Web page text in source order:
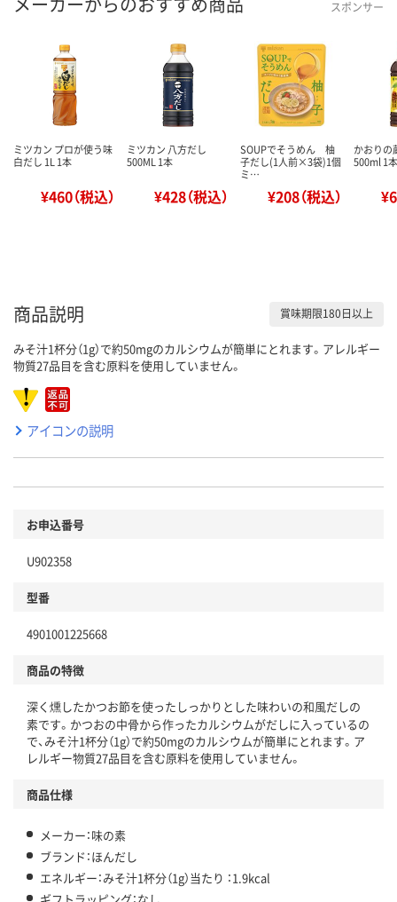
スポンサー
ミツカン プロが使う味
白だし 1L 1本
¥460（税込）
ミツカン 八方だし
500ML 1本
¥428（税込）
SOUPでそうめん 柚
子だし(1人前×3袋)1個
ミ…
¥208（税込）
かおりの
500ml 1
商品説明 賞味期限180日以上
みそ汁1杯分（1g）で約50mgのカルシウムが簡単にとれます。アレルギー
物質27品目を含む原料を使用していません。
アイコンの説明
お申込番号
U902358
型番
4901001225668
商品の特徴
深く燻したかつお節を使ったしっかりとした味わいの和風だしの
素です。かつおの中骨から作ったカルシウムがだしに入っているの
で、みそ汁1杯分（1g）で約50mgのカルシウムが簡単にとれます。ア
レルギー物質27品目を含む原料を使用していません。
商品仕様
メーカー：味の素
ブランド：ほんだし
エネルギー：みそ汁1杯分（1g）当たり ：1.9kcal